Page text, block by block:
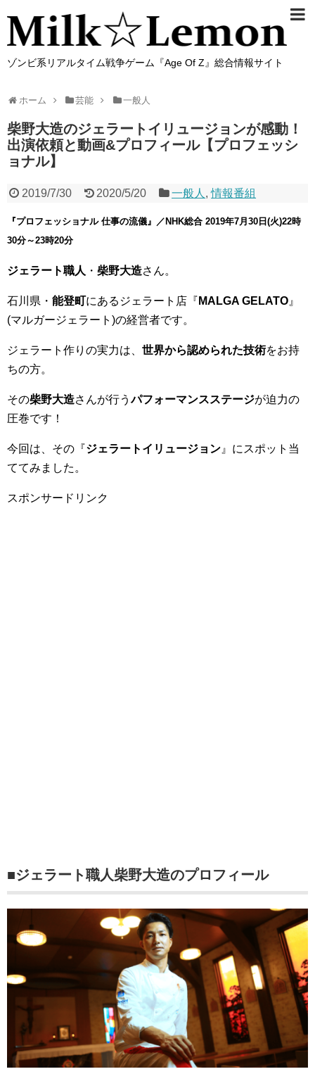
ゾンビ系リアルタイム戦争ゲーム『Age Of Z』総合情報サイト
ホーム 芸能 一般人
柴野大造のジェラートイリュージョンが感動！
出演依頼と動画&プロフィール【プロフェッシ
ョナル】
2019/7/30 2020/5/20 一般人 ,情報番組
『プロフェッショナル 仕事の流儀』／NHK総合 2019年7月30日(火)22時
30分～23時20分
ジェラート職人 ・ 柴野大造さん。
石川県・ 能登町にあるジェラート店『 MALGA GELATO 』
(マルガージェラート)の経営者です。
ジェラート作りの実力は、 世界から認められた技術をお持
ちの方。
その柴野大造さんが行うパフォーマンスステージが迫力の
圧巻です！
今回は、その『ジェラートイリュージョン 』にスポット当
ててみました。
スポンサードリンク
■ジェラート職人柴野大造のプロフィール